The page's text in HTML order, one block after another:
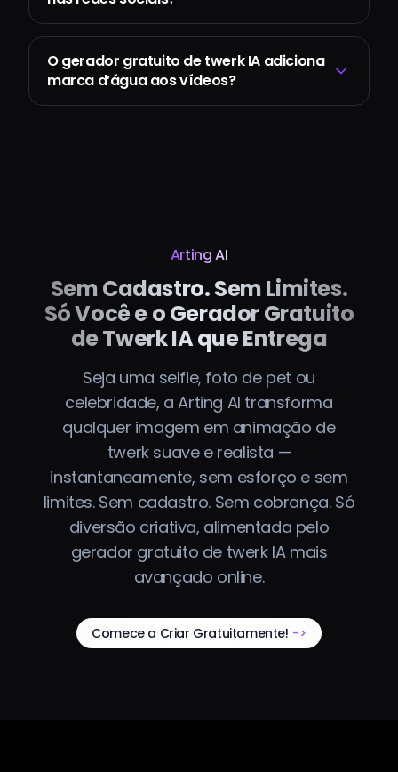
O gerador gratuito de twerk IA adiciona
marca d’água aos vídeos?
Arting AI
Sem Cadastro. Sem Limites.
Só Você e o Gerador Gratuito
de Twerk IA que Entrega
Seja uma selfie, foto de pet ou
celebridade, a Arting AI transforma
qualquer imagem em animação de
twerk suave e realista —
instantaneamente, sem esforço e sem
limites. Sem cadastro. Sem cobrança. Só
diversão criativa, alimentada pelo
gerador gratuito de twerk IA mais
avançado online.
Comece a Criar Gratuitamente! ->